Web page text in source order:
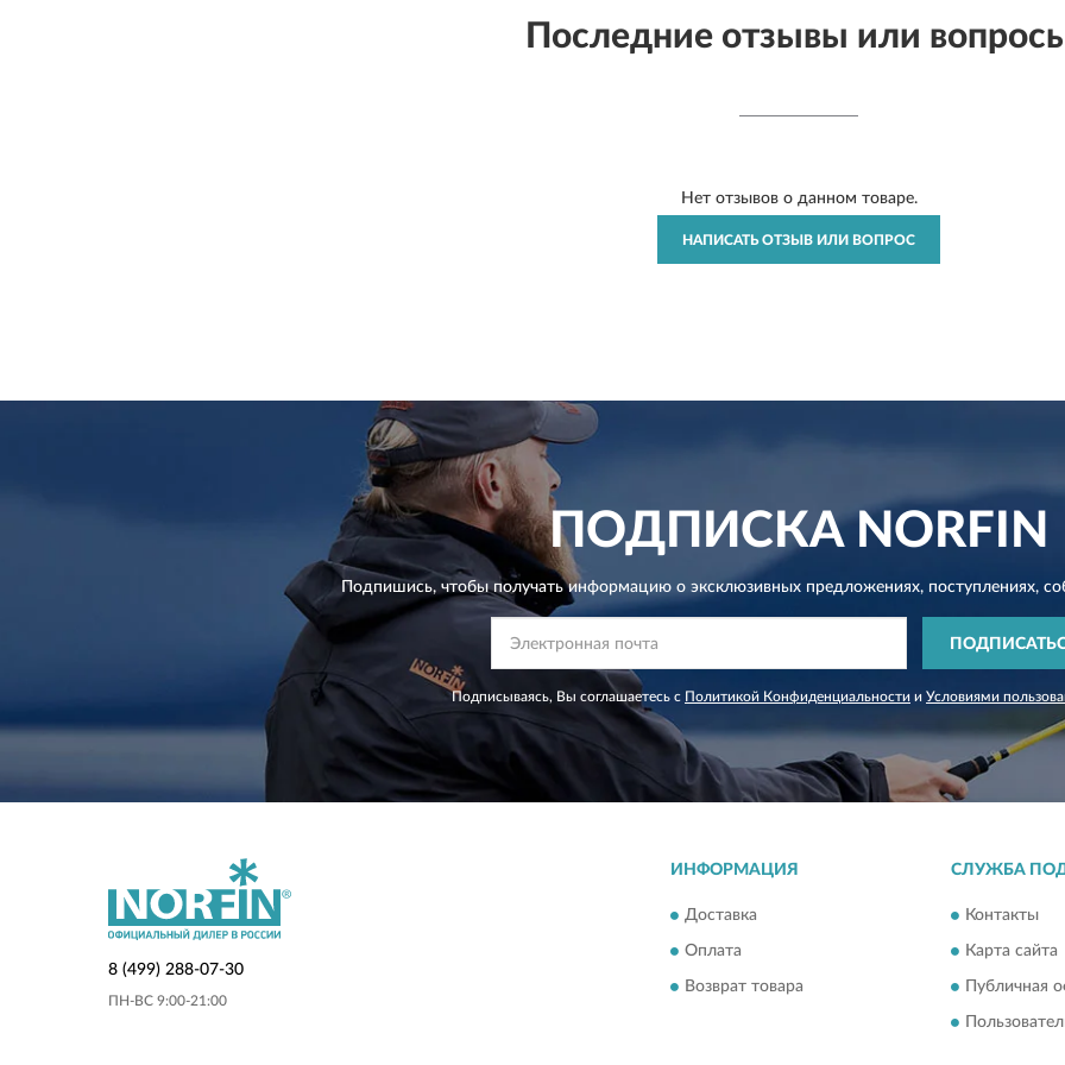
Последние отзывы или
Нет отзывов о данном товаре.
НАПИСАТЬ ОТЗЫВ ИЛИ ВОПРОС
ПОДПИСКАNORFIN
Подпишись, чтобы получать информацию о эксклюзивных предложениях,поступлениях,
Подписываясь, Вы соглашаетесь с Политикой Конфиденциальности и Условиями
8 (499) 288-07-30
ПН-ВС 9:00-21:00
ИНФОРМАЦИЯ
Доставка
Оплата
Возврат товара
СЛУЖБА
Контакты
Карта сайта
Публичная